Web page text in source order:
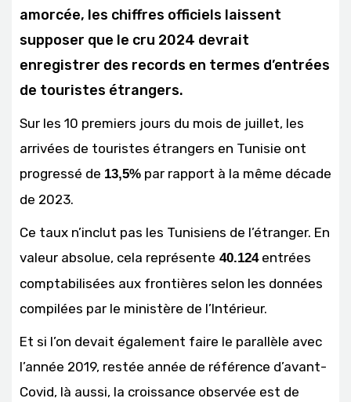
amorcée, les chiffres officiels laissent
supposer que le cru 2024 devrait
enregistrer des records en termes d’entrées
de touristes étrangers.
Sur les 10 premiers jours du mois de juillet, les
arrivées de touristes étrangers en Tunisie ont
progressé de 13,5% par rapport à la même décade
de 2023.
Ce taux n’inclut pas les Tunisiens de l’étranger. En
valeur absolue, cela représente 40.124entrées
comptabilisées aux frontières selon les données
compilées par le ministère de l’Intérieur.
Et si l’on devait également faire le parallèle avec
l’année 2019, restée année de référence d’avant-
Covid, là aussi, la croissance observée est de